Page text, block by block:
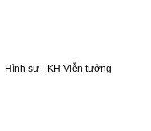
Hình sự KH Viễn tưởng